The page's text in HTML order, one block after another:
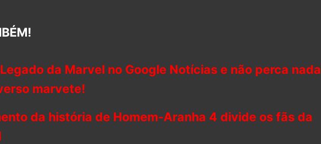
da Marvel no Google Notícias e não perca nada
marvete!
da história de Homem-Aranha 4 divide os fãs da